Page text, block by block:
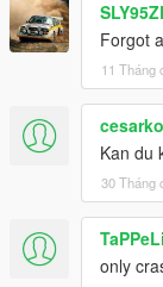
Forgot
11 Tháng
Kan du
30 Tháng
only